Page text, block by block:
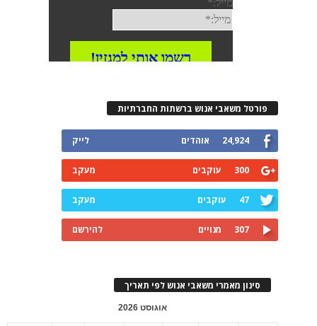
פורטל משאבי אנוש ברשתות החברתיות
24,924 אוהדים לייק
300 עוקבים מעקב
47 עוקבים מעקב
307 מנויים להירשם
סינון מאמרי משאבי אנוש לפי תאריך
אוגוסט 2026